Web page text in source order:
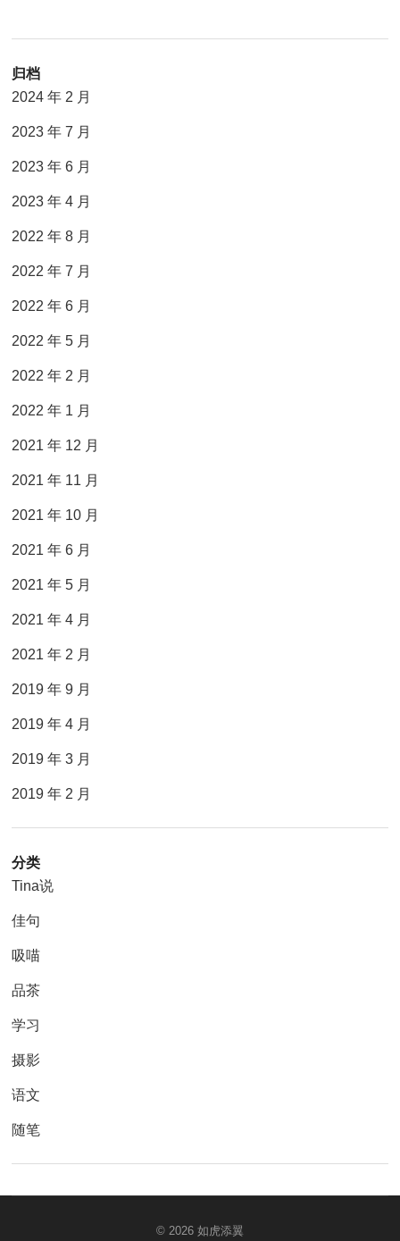
归档
2024 年 2 月
2023 年 7 月
2023 年 6 月
2023 年 4 月
2022 年 8 月
2022 年 7 月
2022 年 6 月
2022 年 5 月
2022 年 2 月
2022 年 1 月
2021 年 12 月
2021 年 11 月
2021 年 10 月
2021 年 6 月
2021 年 5 月
2021 年 4 月
2021 年 2 月
2019 年 9 月
2019 年 4 月
2019 年 3 月
2019 年 2 月
分类
Tina说
佳句
吸喵
品茶
学习
摄影
语文
随笔
© 2026 如虎添翼